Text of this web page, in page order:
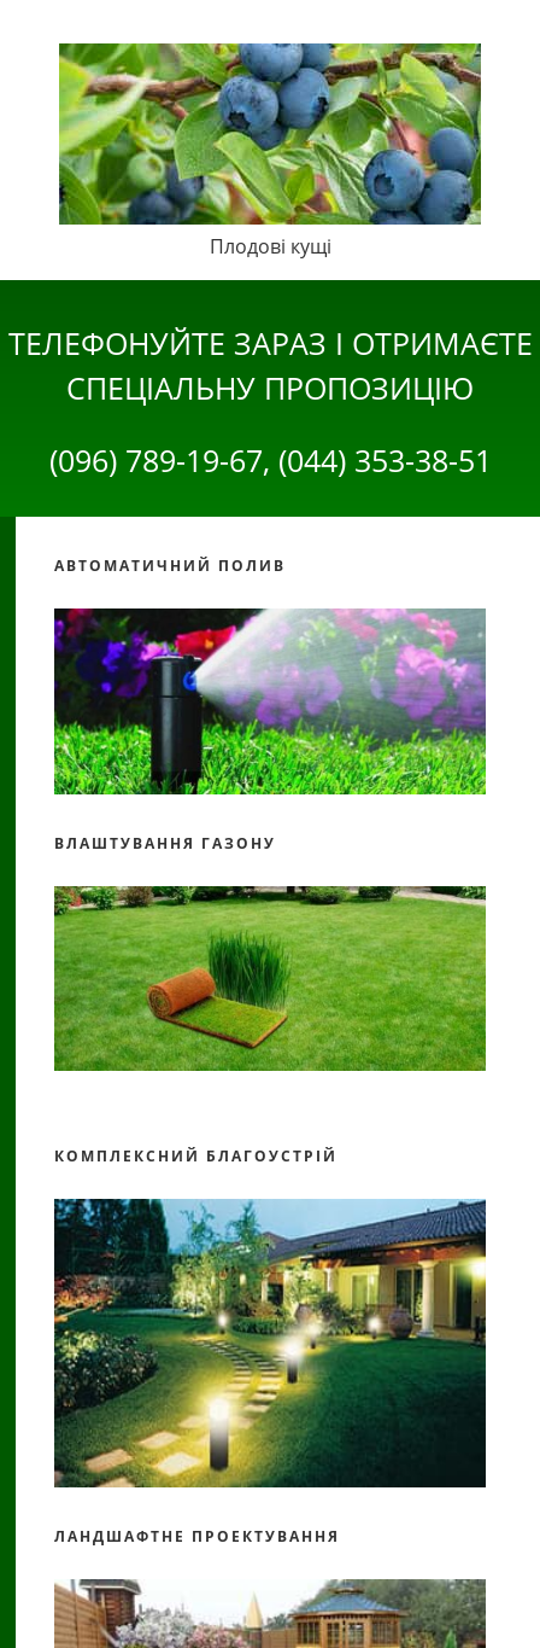
Плодові кущі
ТЕЛЕФОНУЙТЕ ЗАРАЗ І ОТРИМАЄТЕ
СПЕЦІАЛЬНУ ПРОПОЗИЦІЮ
(096) 789-19-67, (044) 353-38-51
АВТОМАТИЧНИЙ ПОЛИВ
ВЛАШТУВАННЯ ГАЗОНУ
КОМПЛЕКСНИЙ БЛАГОУСТРІЙ
ЛАНДШАФТНЕ ПРОЕКТУВАННЯ